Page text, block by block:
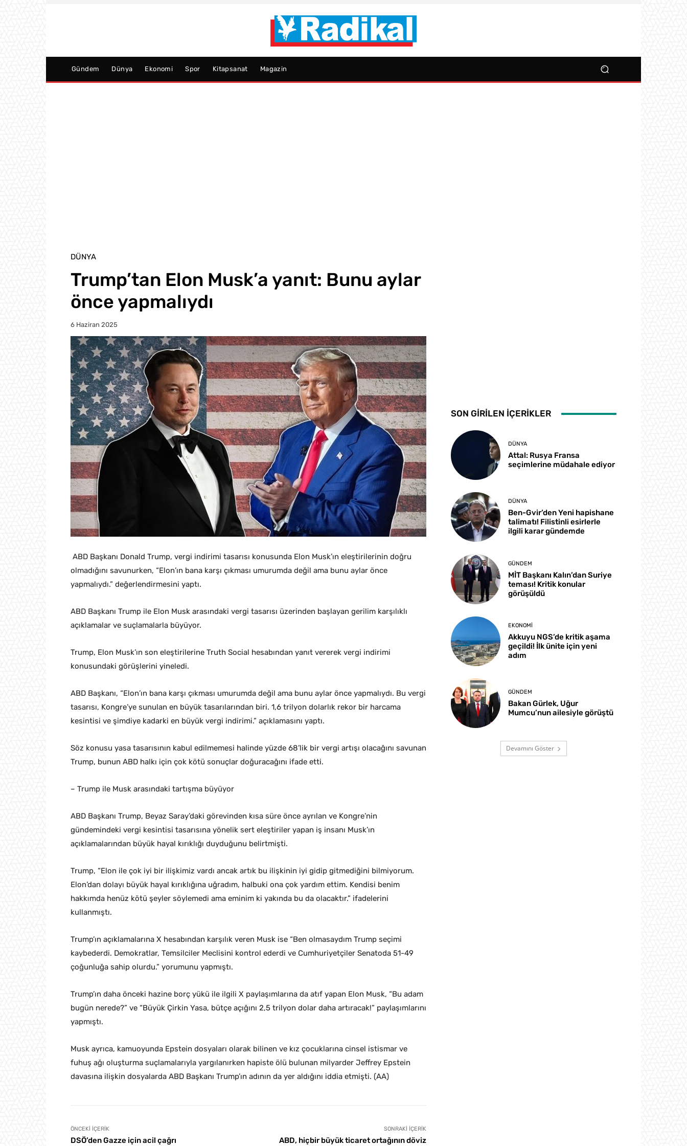
Gündem Dünya Ekonomi Spor Kitapsanat Magazin
DÜNYA
Trump’tan Elon Musk’a yanıt: Bunu aylar
önce yapmalıydı
6 Haziran 2025
ABD Başkanı Donald Trump, vergi indirimi tasarısı konusunda Elon Musk’ın eleştirilerinin doğru
olmadığını savunurken, “Elon’ın bana karşı çıkması umurumda değil ama bunu aylar önce
yapmalıydı.” değerlendirmesini yaptı.
ABD Başkanı Trump ile Elon Musk arasındaki vergi tasarısı üzerinden başlayan gerilim karşılıklı
açıklamalar ve suçlamalarla büyüyor.
Trump, Elon Musk’ın son eleştirilerine Truth Social hesabından yanıt vererek vergi indirimi
konusundaki görüşlerini yineledi.
ABD Başkanı, “Elon’ın bana karşı çıkması umurumda değil ama bunu aylar önce yapmalıydı. Bu vergi
tasarısı, Kongre’ye sunulan en büyük tasarılarından biri. 1,6 trilyon dolarlık rekor bir harcama
kesintisi ve şimdiye kadarki en büyük vergi indirimi.” açıklamasını yaptı.
Söz konusu yasa tasarısının kabul edilmemesi halinde yüzde 68’lik bir vergi artışı olacağını savunan
Trump, bunun ABD halkı için çok kötü sonuçlar doğuracağını ifade etti.
– Trump ile Musk arasındaki tartışma büyüyor
ABD Başkanı Trump, Beyaz Saray’daki görevinden kısa süre önce ayrılan ve Kongre’nin
gündemindeki vergi kesintisi tasarısına yönelik sert eleştiriler yapan iş insanı Musk’ın
açıklamalarından büyük hayal kırıklığı duyduğunu belirtmişti.
Trump, “Elon ile çok iyi bir ilişkimiz vardı ancak artık bu ilişkinin iyi gidip gitmediğini bilmiyorum.
Elon’dan dolayı büyük hayal kırıklığına uğradım, halbuki ona çok yardım ettim. Kendisi benim
hakkımda henüz kötü şeyler söylemedi ama eminim ki yakında bu da olacaktır.” ifadelerini
kullanmıştı.
Trump’ın açıklamalarına X hesabından karşılık veren Musk ise “Ben olmasaydım Trump seçimi
kaybederdi. Demokratlar, Temsilciler Meclisini kontrol ederdi ve Cumhuriyetçiler Senatoda 51-49
çoğunluğa sahip olurdu.” yorumunu yapmıştı.
Trump’ın daha önceki hazine borç yükü ile ilgili X paylaşımlarına da atıf yapan Elon Musk, “Bu adam
bugün nerede?” ve “Büyük Çirkin Yasa, bütçe açığını 2,5 trilyon dolar daha artıracak!” paylaşımlarını
yapmıştı.
Musk ayrıca, kamuoyunda Epstein dosyaları olarak bilinen ve kız çocuklarına cinsel istismar ve
fuhuş ağı oluşturma suçlamalarıyla yargılanırken hapiste ölü bulunan milyarder Jeffrey Epstein
davasına ilişkin dosyalarda ABD Başkanı Trump’ın adının da yer aldığını iddia etmişti. (AA)
ÖNCEKI İÇERIK
DSÖ’den Gazze için acil çağrı
SONRAKI İÇERIK
ABD, hiçbir büyük ticaret ortağının döviz
SON GİRİLEN İÇERİKLER
DÜNYA
Attal: Rusya Fransa
seçimlerine müdahale ediyor
DÜNYA
Ben-Gvir’den Yeni hapishane
talimatı! Filistinli esirlerle
ilgili karar gündemde
GÜNDEM
MİT Başkanı Kalın’dan Suriye
teması! Kritik konular
görüşüldü
EKONOMI
Akkuyu NGS’de kritik aşama
geçildi! İlk ünite için yeni
adım
GÜNDEM
Bakan Gürlek, Uğur
Mumcu’nun ailesiyle görüştü
Devamını Göster